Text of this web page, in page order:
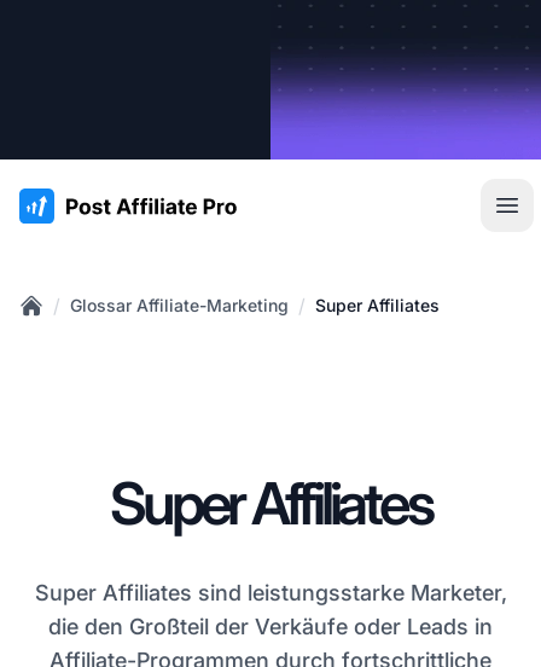
:site.title
/ Glossar Affiliate-Marketing / Super Affiliates
Super Affiliates
Super Affiliates sind leistungsstarke Marketer,
die den Großteil der Verkäufe oder Leads in
Affiliate-Programmen durch fortschrittliche